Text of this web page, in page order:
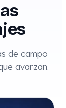
de campo
avanzan.